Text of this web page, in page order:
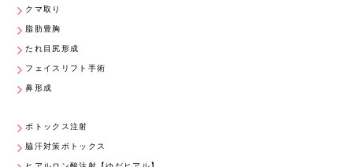
クマ取り
脂肪豊胸
たれ目尻形成
フェイスリフト手術
鼻形成
ボトックス注射
脇汗対策ボトックス